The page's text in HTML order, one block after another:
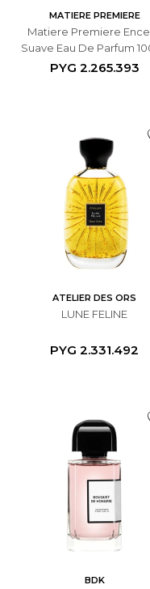
MATIERE PREMIERE
Matiere Premiere
Suave Eau De Parfum
- Unisex
PYG 2.265.393
ATELIER DES ORS
LUNE FELINE
PYG 2.331.492
BDK